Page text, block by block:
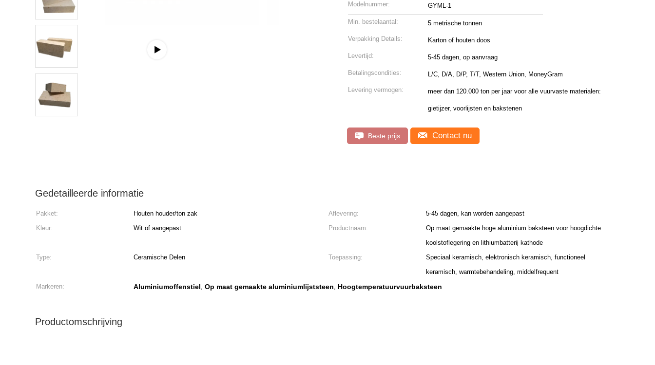
Modelnummer: GYML-1
Min. bestelaantal: 5 metrische tonnen
Verpakking Details: Karton of houten doos
Levertijd: 5-45 dagen, op aanvraag
Betalingscondities: L/C, D/A, D/P, T/T, Western Union, MoneyGram
Levering vermogen: meer dan 120.000 ton per jaar voor alle vuurvaste materialen:
gietijzer, voorlijsten en bakstenen
Beste prijs Contact nu
Gedetailleerde informatie
Pakket: Houten houder/ton zak Aflevering:
5-45 dagen, kan worden aangepast
Kleur:
Wit of aangepast Productnaam:
Op maat gemaakte hoge aluminium baksteen voor hoogdichte
koolstoflegering en lithiumbatterij kathode
Type:
Ceramische Delen Toepassing:
Speciaal keramisch, elektronisch keramisch, functioneel
keramisch, warmtebehandeling, middelfrequent
Markeren:
Aluminiumoffenstiel, Op maat gemaakte aluminiumlijststeen, Hoogtemperatuurvuurbaksteen
Productomschrijving